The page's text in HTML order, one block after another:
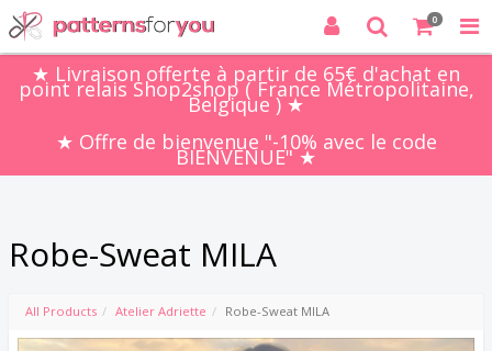
★ Livraison offerte à partir de 65€ d'achat en
point relais Shop2shop ( France Métropolitaine,
Belgique ) ★
★ Offre de bienvenue "-10% avec le code
BIENVENUE" ★
0
Robe-Sweat MILA
All Products Atelier Adriette Robe-Sweat MILA